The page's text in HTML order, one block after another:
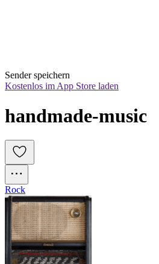
Sender speichern
Kostenlos im App Store laden
handmade-music
Rock